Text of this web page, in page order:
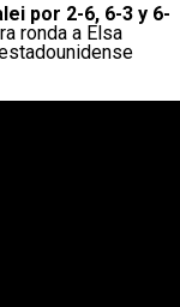
por 2-6, 6-3 y 6-
ronda a Elsa